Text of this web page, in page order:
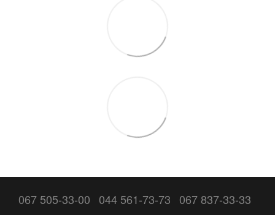
067 505-33-00 044 561-73-73 067 837-33-33